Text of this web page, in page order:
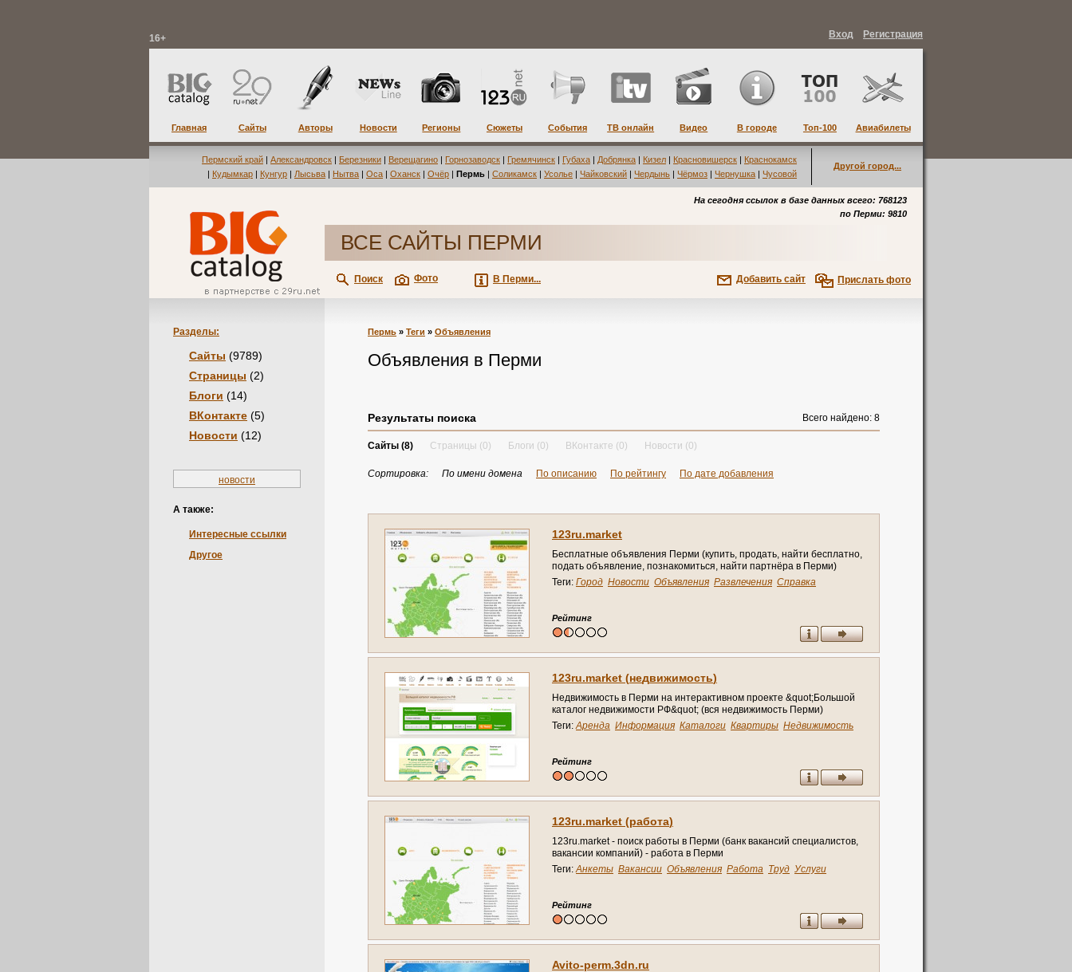
Вход Регистрация
16+
Главная Сайты Авторы Новости Регионы Сюжеты События ТВ онлайн Видео В городе Топ-100 Авиабилеты
Пермский край | Александровск | Березники | Верещагино | Горнозаводск | Гремячинск | Губаха | Добрянка | Кизел | Красновишерск | Краснокамск
| Кудымкар | Кунгур | Лысьва | Нытва | Оса | Оханск | Очёр | Пермь | Соликамск | Усолье | Чайковский | Чердынь | Чёрмоз | Чернушка | Чусовой
Другой город...
На сегодня ссылок в базе данных всего: 768123
по Перми: 9810
ВСЕ САЙТЫ ПЕРМИ
Поиск Фото В Перми... Прислать фото
Добавить сайт
Разделы:
Сайты (9789)
Страницы (2)
Блоги (14)
ВКонтакте (5)
Новости (12)
новости
А также:
Интересные ссылки
Другое
Пермь » Теги » Объявления
Объявления в Перми
Всего найдено: 8
Результаты поиска
Сайты (8) Страницы (0) Блоги (0) ВКонтакте (0) Новости (0)
Сортировка: По имени домена По описанию По рейтингу По дате добавления
123ru.market
Бесплатные объявления Перми (купить, продать, найти бесплатно,
подать объявление, познакомиться, найти партнёра в Перми)
Теги: Город Новости Объявления Развлечения Справка
Рейтинг
123ru.market (недвижимость)
Недвижимость в Перми на интерактивном проекте &quot;Большой
каталог недвижимости РФ&quot; (вся недвижимость Перми)
Теги:Аренда Информация Каталоги Квартиры Недвижимость
Рейтинг
123ru.market (работа)
123ru.market - поиск работы в Перми (банк вакансий специалистов,
вакансии компаний) - работа в Перми
Теги:Анкеты Вакансии Объявления Работа Труд Услуги
Рейтинг
Avito-perm.3dn.ru